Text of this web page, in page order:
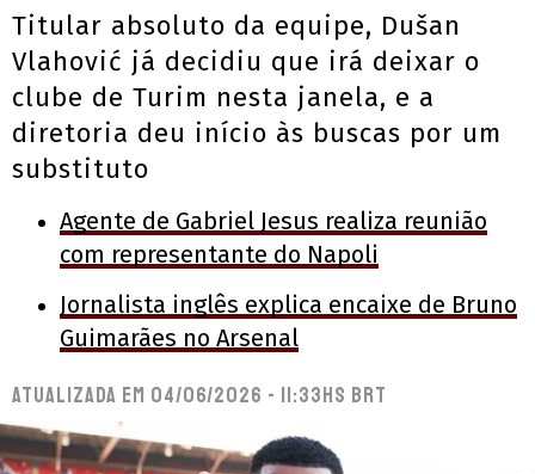
Titular absoluto da equipe, Dušan
Vlahović já decidiu que irá deixar o
clube de Turim nesta janela, e a
diretoria deu início às buscas por um
substituto
Agente de Gabriel Jesus realiza reunião
com representante do Napoli
Jornalista inglês explica encaixe de Bruno
Guimarães no Arsenal
Atualizada em 04/06/2026 - 11:33hs BRT